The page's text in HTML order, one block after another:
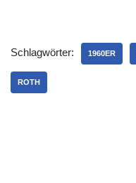
Schlagwörter: 1960ER
ROTH